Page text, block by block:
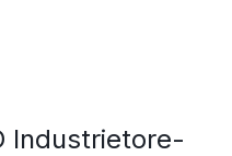
Industrietore-